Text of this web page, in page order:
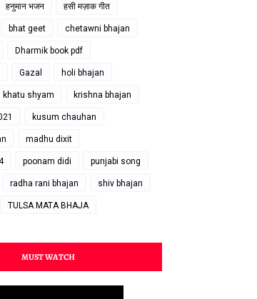
हनुमान भजन हसी मज़ाक गीत
bhat geet chetawni bhajan
Dharmik book pdf
Gazal holi bhajan
khatu shyam krishna bhajan
kusum chauhan
madhu dixit
poonam didi punjabi song
radha rani bhajan shiv bhajan
TULSA MATA BHAJA
MUST WATCH